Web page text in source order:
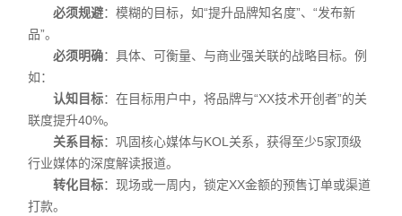
必须规避：模糊的目标，如“提升品牌知名度”、“发布新
品”。
必须明确：具体、可衡量、与商业强关联的战略目标。例
如：
认知目标：在目标用户中，将品牌与“XX技术开创者”的关
联度提升40%。
关系目标：巩固核心媒体与KOL关系，获得至少5家顶级
行业媒体的深度解读报道。
转化目标：现场或一周内，锁定XX金额的预售订单或渠道
打款。